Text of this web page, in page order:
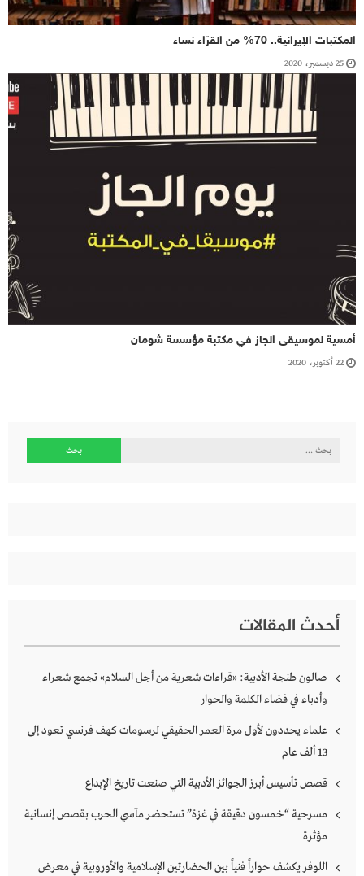
المكتبات الإيرانية.. 70% من القرّاء نساء
25 ديسمبر، 2020
أمسية لموسيقى الجاز في مكتبة مؤسسة شومان
22 أكتوبر، 2020
البحث
أحدث المقالات
صالون طنجة الأدبية: «قراءات شعرية من أجل السلام» تجمع شعراء
وأدباء في فضاء الكلمة والحوار
علماء يحددون لأول مرة العمر الحقيقي لرسومات كهف فرنسي تعود إلى
13 ألف عام
قصص تأسيس أبرز الجوائز الأدبية التي صنعت تاريخ الإبداع
مسرحية “خمسون دقيقة في غزة” تستحضر مآسي الحرب بقصص إنسانية
مؤثرة
اللوفر يكشف حواراً فنياً بين الحضارتين الإسلامية والأوروبية في معرض